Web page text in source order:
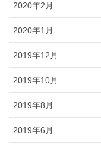
2020年2月
2020年1月
2019年12月
2019年10月
2019年8月
2019年6月